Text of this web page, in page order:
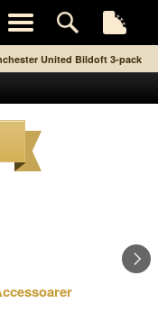
United Bildoft 3-pack